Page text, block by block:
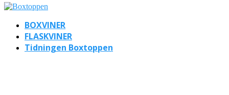
BOXVINER
FLASKVINER
Tidningen Boxtoppen